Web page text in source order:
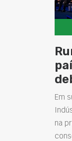
Em
na